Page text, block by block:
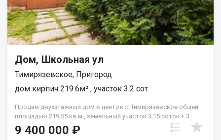
варианта - JV008070103980
Дом, Школьная ул
Тимирязевское, Пригород
дом кирпич 219.6м² , участок 3.2 сот.
Продам двухэтажный дом в центре с. Тимирязевское общей
площадью 219,55 кв.м., земельный участок 3,15 соток + 3
сотки в долгосрочной аренде (используются для
огородничества). Первый этаж кирпичный: кухня-гостиная,
9 400 000 ₽